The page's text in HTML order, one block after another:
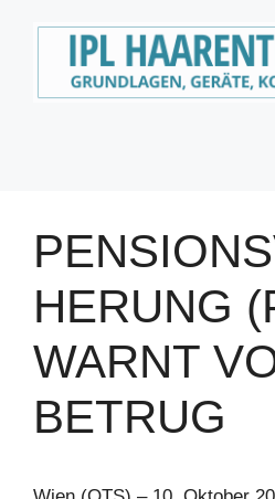
HERUNG
WARNT
BETRUG